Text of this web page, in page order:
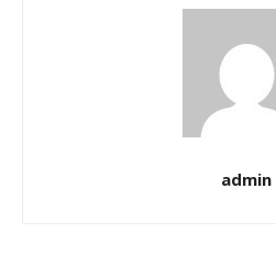
admin